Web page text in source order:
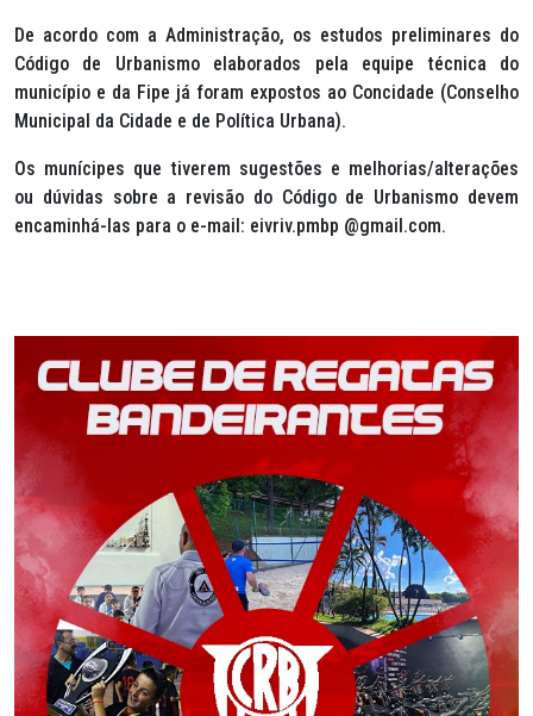
De acordo com a Administração, os estudos preliminares do
Código de Urbanismo elaborados pela equipe técnica do
município e da Fipe já foram expostos ao Concidade (Conselho
Municipal da Cidade e de Política Urbana).
Os munícipes que tiverem sugestões e melhorias/alterações
ou dúvidas sobre a revisão do Código de Urbanismo devem
encaminhá-las para o e-mail: eivriv.pmbp @gmail.com.